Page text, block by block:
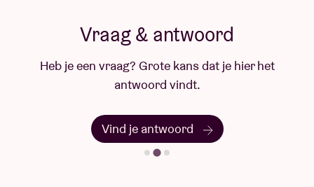
Vraag & antwoord
Heb je een vraag? Grote kans dat je hier het
antwoord vindt.
Vind je antwoord